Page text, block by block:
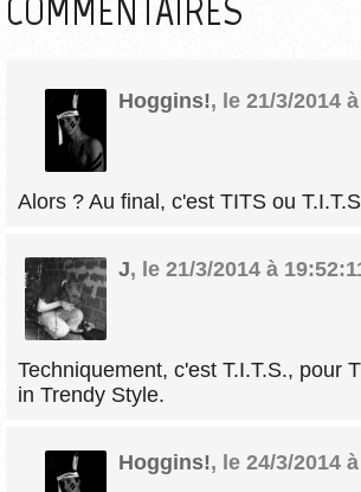
COMMENTAIRES
Hoggins!, le 21/3/2014
Alors ? Au final, c'est TITS ou
J, le 21/3/2014 à
Techniquement, c'est T.I.T.S., pour
in Trendy Style.
Hoggins!, le 24/3/2014